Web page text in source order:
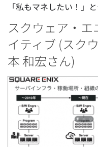
「私もマネしたい！」
スクウェア・
イティブ (スク
本 和宏さん)